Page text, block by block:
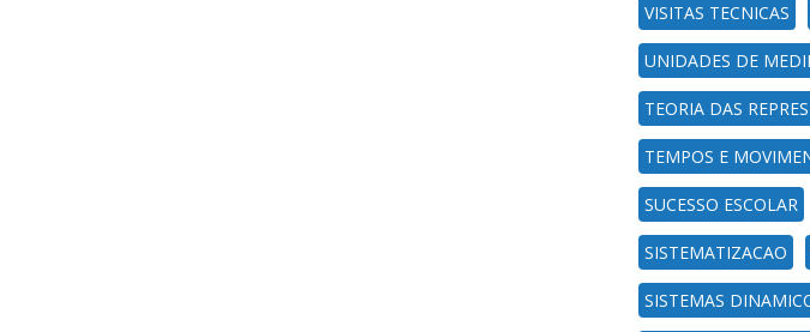
VISITAS TECNICAS
UNIDADES DE
TEORIA DAS
TEMPOS E
SUCESSO ESCOLAR
SISTEMATIZACAO
SISTEMAS